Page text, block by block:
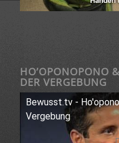
HO’OPONOPONO
DER VERGEBUNG
Bewusst.tv -
Vergebung